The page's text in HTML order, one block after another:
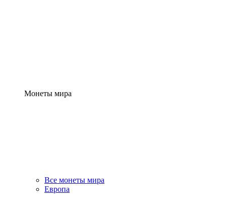
Монеты мира
Все монеты мира
Европа